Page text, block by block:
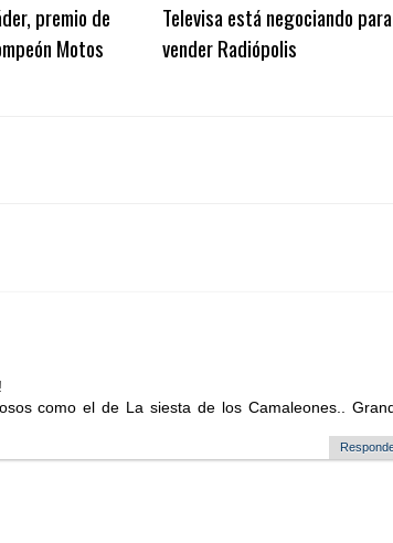
premio de
Motos
Televisa está negociando para
vender Radiópolis
como el de La siesta de los Camaleones..